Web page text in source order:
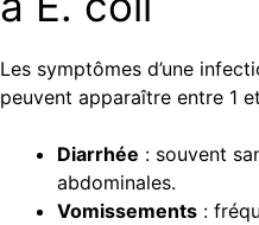
Les symptômes d’une
peuvent apparaître entre 1
Diarrhée : souvent
abdominales.
Vomissements :